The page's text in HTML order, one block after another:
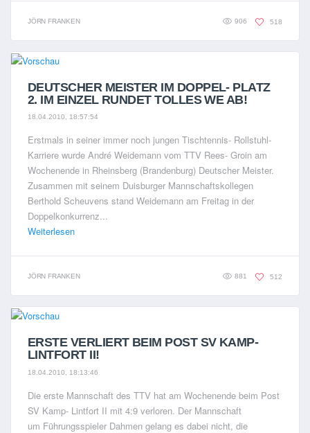
JÖRN FRANKEN 906 518
DEUTSCHER MEISTER IM DOPPEL- PLATZ
2. IM EINZEL RUNDET TOLLES WE AB!
18.04.2010, 18:57:54
Erstmals in seiner immer noch jungen Tischtennis- Rollstuhl-
Karriere wurde André Weidemann vom TTV Rees- Groin am
Wochenende in Rheinsberg (Brandenburg) Deutscher Meister.
Zusammen mit seinem Duisburger Mannschaftskollegen
Berthold Scheuvens stand Weidemann am Freitag in der
Doppelkonkurrenz...
Weiterlesen
JÖRN FRANKEN 881 512
ERSTE VERLIERT BEIM POST SV KAMP-
LINTFORT II!
18.04.2010, 18:13:46
Die erste Mannschaft des TTV hat am Wochenende beim Post
SV Kamp- Lintfort II mit 4:9 verloren. Der Mannschaft
um Führungsspieler Dahmen gelang es dabei nicht, die